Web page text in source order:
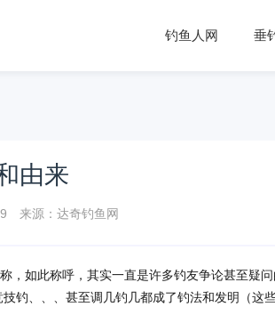
钓鱼人网 垂
由来
来源：达奇钓鱼网
，如此称呼，其实一直是许多钓友争论甚至疑问
钓、、、甚至调几钓几都成了钓法和发明（这